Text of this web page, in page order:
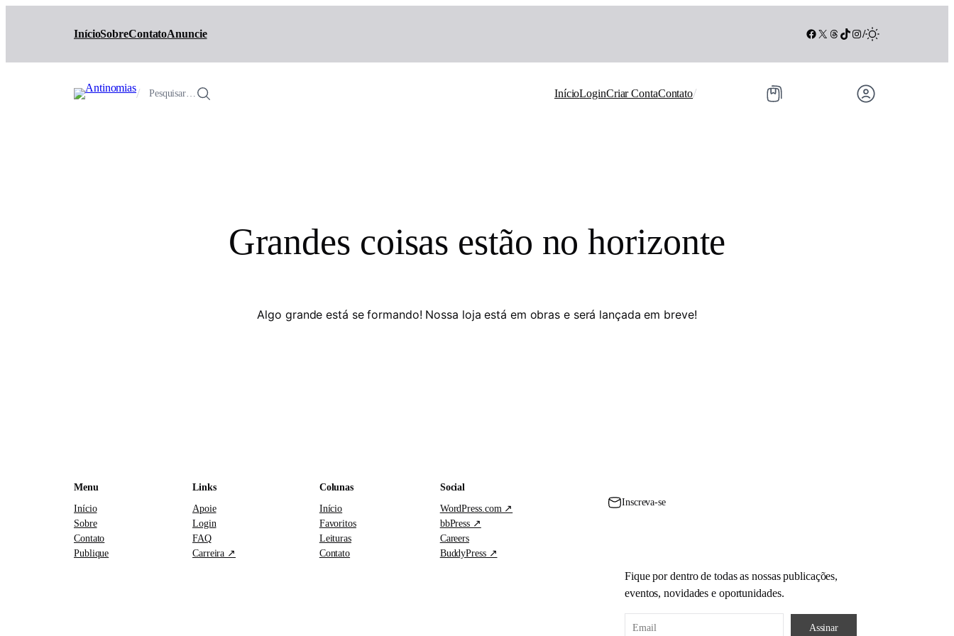
InícioSobreContatoAnuncie Facebook
X Threads
TikTok
Instagram
/
/ Pesquisar… InícioLoginCriar ContaContato/
Grandes coisas estão no horizonte
Algo grande está se formando! Nossa loja está em obras e será lançada em breve!
Menu
Início
Sobre
Contato
Publique
Links
Apoie
Login
FAQ
Carreira ↗
Colunas
Início
Favoritos
Leituras
Contato
Social
WordPress.com ↗
bbPress ↗
Careers
BuddyPress ↗
Inscreva-se
Fique por dentro de todas as nossas publicações,
eventos, novidades e oportunidades.